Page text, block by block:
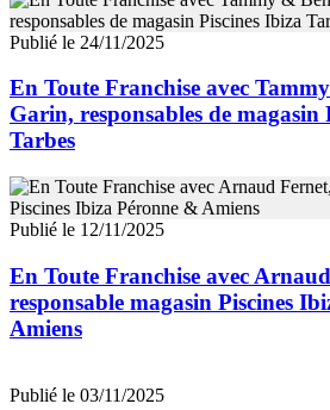
Publié le 24/11/2025
En Toute Franchise avec
Garin, responsables de magasin
Tarbes
Publié le 12/11/2025
En Toute Franchise avec
responsable magasin Piscines
Amiens
Publié le 03/11/2025